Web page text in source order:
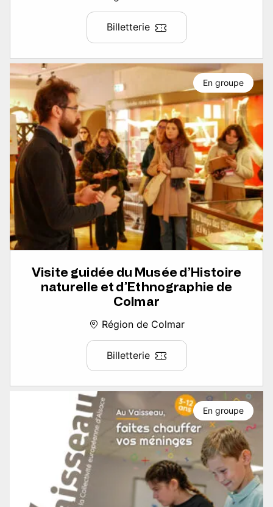
Billetterie
Visite guidée du Musée d’Histoire
naturelle et d’Ethnographie de
Colmar
Région de Colmar
Billetterie
En groupe
En groupe